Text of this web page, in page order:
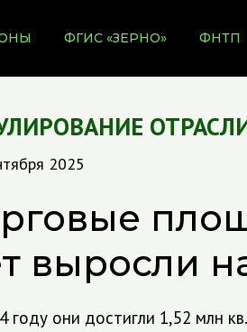
ФГИС «ЗЕРНО» ФНТП
2025
выросли
году они достигли 1,52 млн